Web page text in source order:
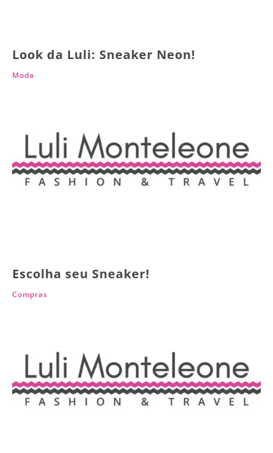
Look da Luli: Sneaker Neon!
Moda
Escolha seu Sneaker!
Compras